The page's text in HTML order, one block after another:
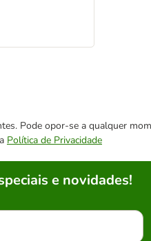
Pode opor-se a qualquer
Política de Privacidade
e novidades!